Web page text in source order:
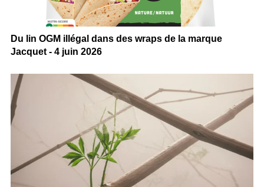
Du lin OGM illégal dans des wraps de la marque
Jacquet - 4 juin 2026